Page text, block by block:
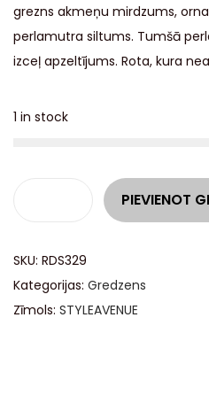
grezns akmeņu mirdzums,
perlamutra siltums. Tumšā
izceļ apzeltījums. Rota, kura
1 in stock
PIEVIENOT
SKU: RDS329
Kategorijas: Gredzens
Zīmols: STYLEAVENUE